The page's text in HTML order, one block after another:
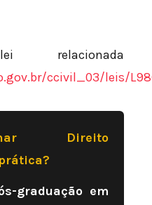
ccivil_03/leis/
Direito
graduação em